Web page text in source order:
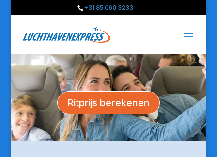
+31 85 060 3233
Ritprijs berekenen